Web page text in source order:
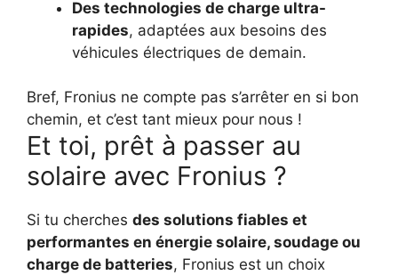
Des technologies de charge ultra-
rapides, adaptées aux besoins des
véhicules électriques de demain.
Bref, Fronius ne compte pas s’arrêter en si bon
chemin, et c’est tant mieux pour nous !
Et toi, prêt à passer au
solaire avec Fronius ?
Si tu cherches des solutions fiables et
performantes en énergie solaire, soudage ou
charge de batteries, Fronius est un choix